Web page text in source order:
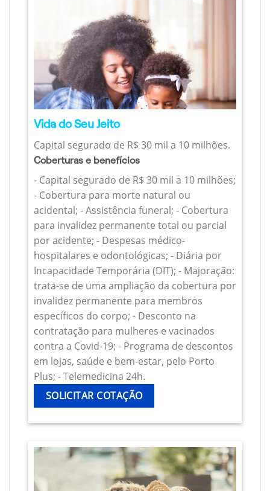
Vida do Seu Jeito
Capital segurado de R$ 30 mil a 10 milhões.
Coberturas e benefícios
- Capital segurado de R$ 30 mil a 10 milhões;
- Cobertura para morte natural ou
acidental; - Assistência funeral; - Cobertura
para invalidez permanente total ou parcial
por acidente; - Despesas médico-
hospitalares e odontológicas; - Diária por
Incapacidade Temporária (DIT); - Majoração:
trata-se de uma ampliação da cobertura por
invalidez permanente para membros
específicos do corpo; - Desconto na
contratação para mulheres e vacinados
contra a Covid-19; - Programa de descontos
em lojas, saúde e bem-estar, pelo Porto
Plus; - Telemedicina 24h.
SOLICITAR COTAÇÃO